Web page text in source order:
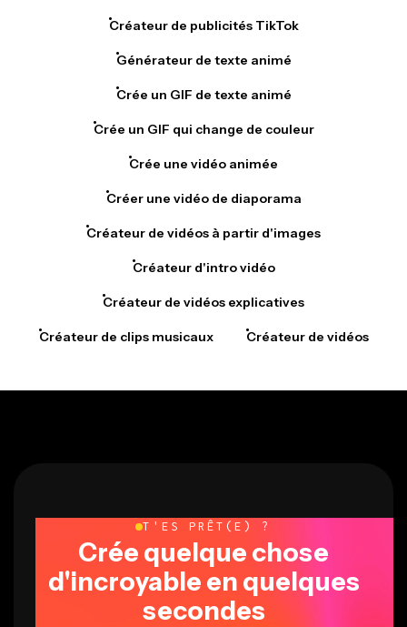
Créateur de publicités TikTok
Générateur de texte animé
Crée un GIF de texte animé
Crée un GIF qui change de couleur
Crée une vidéo animée
Créer une vidéo de diaporama
Créateur de vidéos à partir d'images
Créateur d'intro vidéo
Créateur de vidéos explicatives
Créateur de clips musicaux Créateur de vidéos
T'ES PRÊT(E) ?
Crée quelque chose
d'incroyable en quelques
secondes